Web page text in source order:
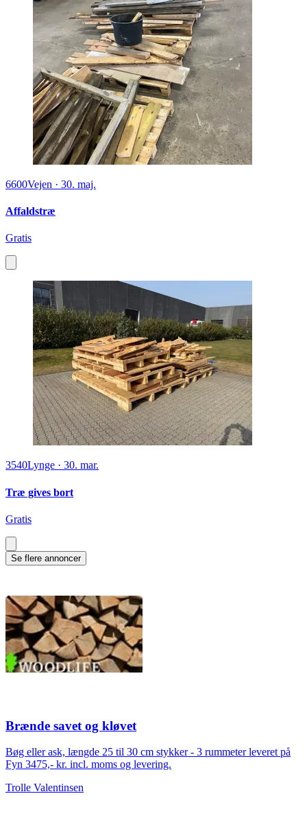
6600Vejen · 30. maj.
Affaldstræ
Gratis
3540Lynge · 30. mar.
Træ gives bort
Gratis
Se flere annoncer
Brænde savet og kløvet
Bøg eller ask, længde 25 til 30 cm stykker - 3 rummeter leveret på
Fyn 3475,- kr. incl. moms og levering.
Trolle Valentinsen